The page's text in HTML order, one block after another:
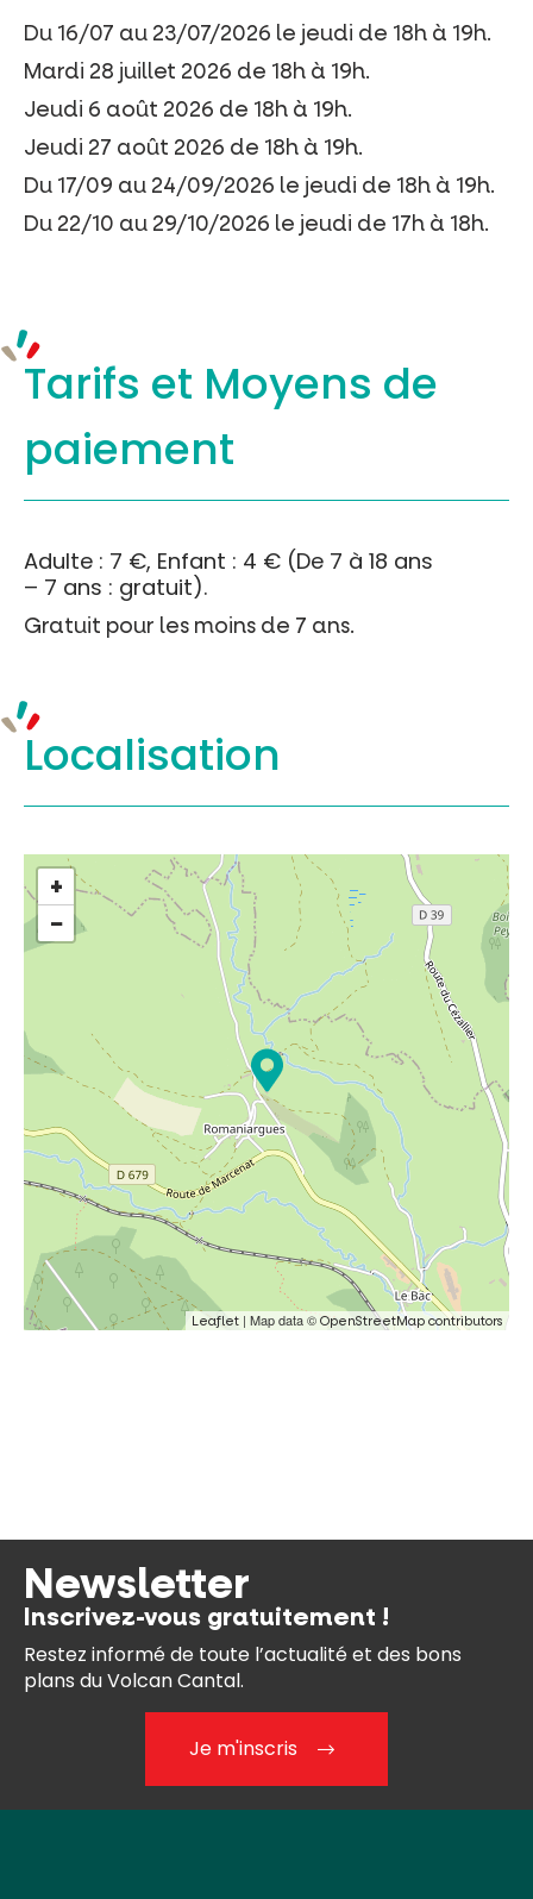
Du 16/07 au 23/07/2026 le jeudi de 18h à 19h.
Mardi 28 juillet 2026 de 18h à 19h.
Jeudi 6 août 2026 de 18h à 19h.
Jeudi 27 août 2026 de 18h à 19h.
Du 17/09 au 24/09/2026 le jeudi de 18h à 19h.
Du 22/10 au 29/10/2026 le jeudi de 17h à 18h.
Tarifs et Moyens de
paiement
Adulte : 7 €, Enfant : 4 € (De 7 à 18 ans
– 7 ans : gratuit).
Gratuit pour les moins de 7 ans.
Localisation
+
−
Leaflet | Map data © OpenStreetMap contributors
Newsletter
Inscrivez-vous gratuitement !
Restez informé de toute l’actualité et des bons
plans du Volcan Cantal.
Je m'inscris